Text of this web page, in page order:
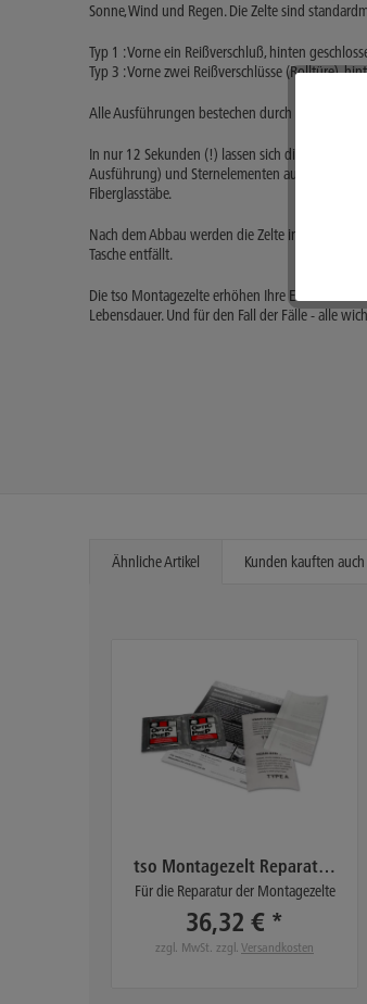
Sonne, Wind und Regen. Die Zelte sind
Typ 1 : Vorne ein Reißverschluß, hinten
Typ 3 : Vorne zwei Reißverschlüsse (Rolltüre),
Alle Ausführungen bestechen durch ihre
In nur 12 Sekunden (!) lassen sich die tso
Ausführung) und Sternelementen aus Metall
Fiberglasstäbe.
Nach dem Abbau werden die Zelte in einer
Tasche entfällt.
Die tso Montagezelte erhöhen Ihre Effizienz
Lebensdauer. Und für den Fall der Fälle - alle
Ähnliche Artikel Kunden kauften auch
tso Montagezelt Reparaturkit
Für die Reparatur der Montagezelte
36,32 € *
zzgl. MwSt. zzgl. Versandkosten
Service